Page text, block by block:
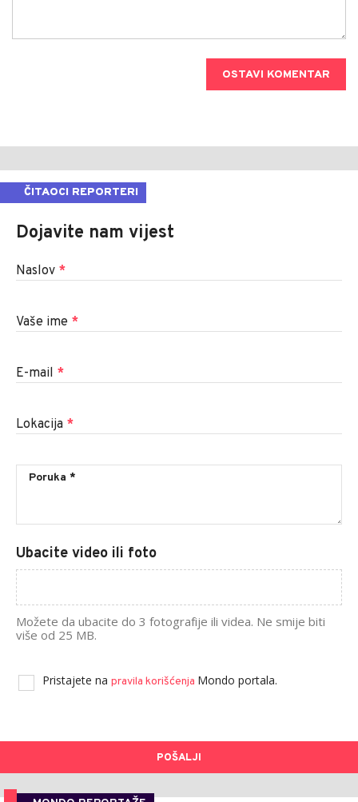
OSTAVI KOMENTAR
ČITAOCI REPORTERI
Dojavite nam vijest
Naslov *
Vaše ime *
E-mail *
Lokacija *
Ubacite video ili foto
Možete da ubacite do 3 fotografije ili videa. Ne smije biti
više od 25 MB.
Pristajete na pravila korišćenja Mondo portala.
POŠALJI